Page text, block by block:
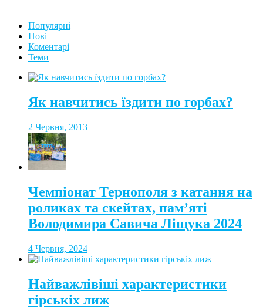
Популярні
Нові
Коментарі
Теми
Як навчитись їздити по горбах?
2 Червня, 2013
Чемпіонат Тернополя з катання на
роликах та скейтах, пам’яті
Володимира Савича Ліщука 2024
4 Червня, 2024
Найважлівіші характеристики
гірськіх лиж